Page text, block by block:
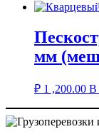
мм
₽ 1 ,200.00 В